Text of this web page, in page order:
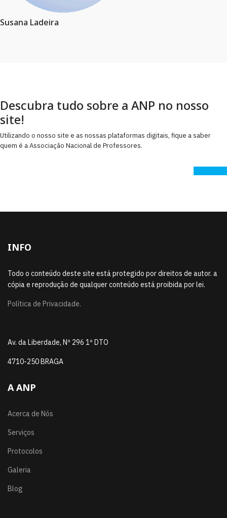
Susana Ladeira
Descubra tudo sobre a ANP no nosso
site!
Utilizando o nosso site e as nossas plataformas digitais, fique a saber
quem é a Associação Nacional de Professores.
INFO
Todo o conteúdo deste site está protegido por direitos de autor. a
cópia e reprodução de qualquer conteúdo está proibida por lei.
Política de Privacidade.
Av. da Liberdade, Nº 296 1º DTO
4710-250 BRAGA
A ANP
Acerca de Nós
Serviços
Protocolos
Galeria
Blog